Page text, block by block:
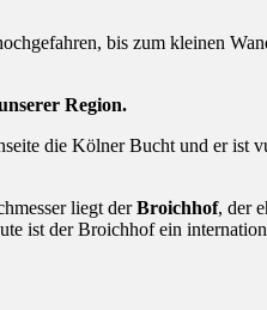
bis zum kleinen
Region.
die Kölner Bucht und er
liegt derBroichhof, der
ist der Broichhof ein